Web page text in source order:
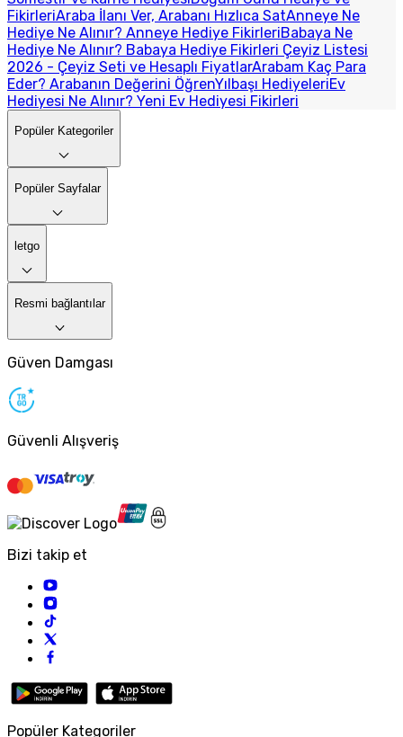
FikirleriAraba İlanı Ver, Arabanı Hızlıca SatAnneye Ne
Hediye Ne Alınır? Anneye Hediye FikirleriBabaya Ne
Hediye Ne Alınır? Babaya Hediye Fikirleri Çeyiz Listesi
2026 - Çeyiz Seti ve Hesaplı FiyatlarArabam Kaç Para
Eder? Arabanın Değerini ÖğrenYılbaşı HediyeleriEv
Hediyesi Ne Alınır? Yeni Ev Hediyesi Fikirleri
Popüler Kategoriler
Popüler Sayfalar
letgo
Resmi bağlantılar
Güven Damgası
Güvenli Alışveriş
Bizi takip et
Popüler Kategoriler